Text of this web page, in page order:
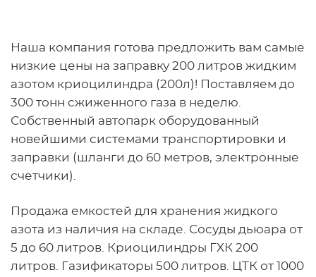
Наша компания готова предложить вам самые
низкие цены на заправку 200 литров жидким
азотом криоцилиндра (200л)! Поставляем до
300 тонн сжиженного газа в неделю.
Собственный автопарк оборудованный
новейшими системами транспортировки и
заправки (шланги до 60 метров, электронные
счетчики).
Продажа емкостей для хранения жидкого
азота из наличия на складе. Сосуды дьюара от
5 до 60 литров. Криоцилиндры ГХК 200
литров. Газификаторы 500 литров. ЦТК от 1000